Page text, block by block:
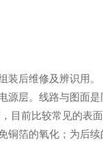
后维修及辨识用。
层。线路与图面是
前比较常见的表
箔的氧化；为后续